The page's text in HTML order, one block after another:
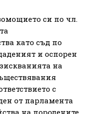
си по чл.
като съд по
и оспорен
на
с
от парламента
на породените